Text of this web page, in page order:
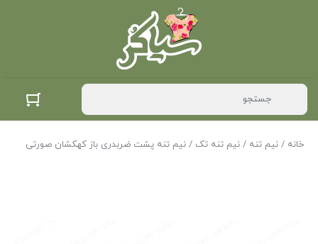
خانه / نیم تنه / نیم تنه تک / نیم تنه پشت ضربدری باز کهکشان صورتی